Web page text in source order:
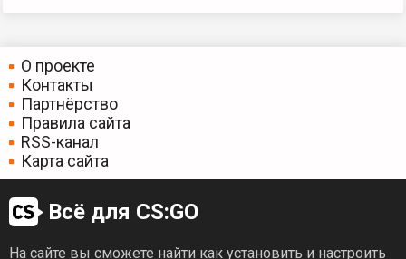
О проекте
Контакты
Партнёрство
Правила сайта
RSS-канал
Карта сайта
Всё для CS:GO
На сайте вы сможете найти как установить и настроить